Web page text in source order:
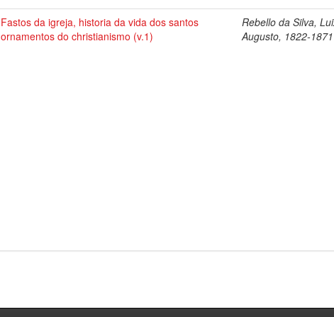
Fastos da igreja, historia da vida dos santos
ornamentos do christianismo (v.1)
Rebello da Silva,
Augusto, 1822-1871